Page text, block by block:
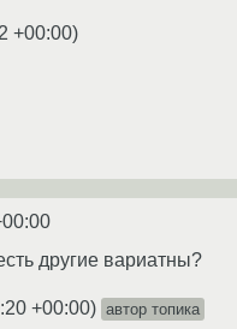
+00:00)
другие вариатны?
+00:00) автор топика